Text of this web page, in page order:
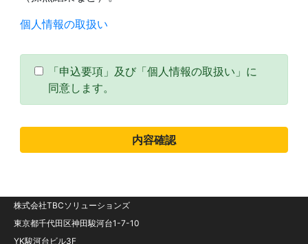
個人情報の取扱い
「申込要項」及び「個人情報の取扱い」に
同意します。
株式会社TBCソリューションズ
東京都千代田区神田駿河台1-7-10
YK駿河台ビル3F